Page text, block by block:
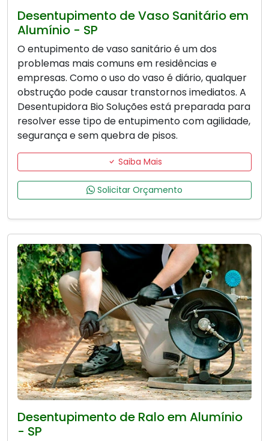
Desentupimento de Vaso Sanitário em
Alumínio - SP
O entupimento de vaso sanitário é um dos
problemas mais comuns em residências e
empresas. Como o uso do vaso é diário, qualquer
obstrução pode causar transtornos imediatos. A
Desentupidora Bio Soluções está preparada para
resolver esse tipo de entupimento com agilidade,
segurança e sem quebra de pisos.
Saiba Mais
Solicitar Orçamento
Desentupimento de Ralo em Alumínio
- SP